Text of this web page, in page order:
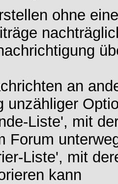
ohne
an
unzähliger
Liste', mit
Forum
Liste', mit
kann